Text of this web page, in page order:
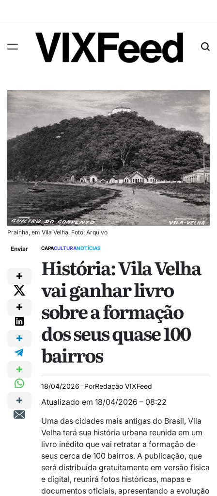
Prainha, em Vila Velha. Foto: Arquivo
Enviar CAPACULTURANOTÍCIAS
História: Vila Velha
vai ganhar livro
sobre a formação
dos seus quase 100
bairros
18/04/2026 PorRedação VIXFeed
Atualizado em 18/04/2026 – 08:22
Uma das cidades mais antigas do Brasil, Vila
Velha terá sua história urbana reunida em um
livro inédito que vai retratar a formação de
seus cerca de 100 bairros. A publicação, que
será distribuída gratuitamente em versão física
e digital, reunirá fotos históricas, mapas e
documentos oficiais, apresentando a evolução